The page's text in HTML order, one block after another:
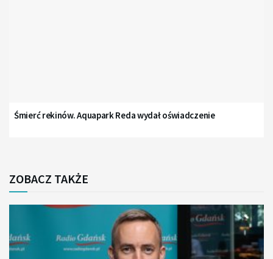
Śmierć rekinów. Aquapark Reda wydał oświadczenie
ZOBACZ TAKŻE